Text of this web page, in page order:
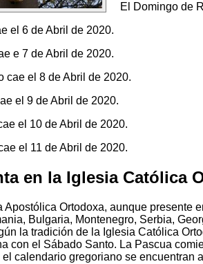
El Domingo de
el 6 de Abril de 2020.
e 7 de Abril de 2020.
cae el 8 de Abril de 2020.
el 9 de Abril de 2020.
el 10 de Abril de 2020.
el 11 de Abril de 2020.
en la Iglesia Católica
Apostólica Ortodoxa, aunque presente
Bulgaria, Montenegro, Serbia,
la tradición de la Iglesia Católica
con el Sábado Santo. La Pascua
calendario gregoriano se encuentran